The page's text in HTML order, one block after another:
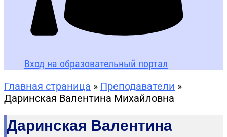
Вход на образовательный портал
Главная страница » Преподаватели »
Даринская Валентина Михайловна
Даринская Валентина